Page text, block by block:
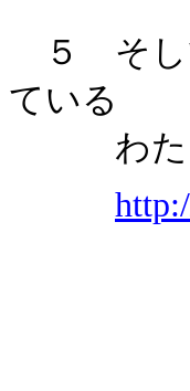
５ そし
ている
わたじ